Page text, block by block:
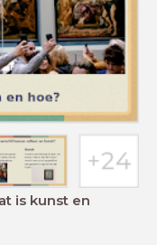
is kunst en